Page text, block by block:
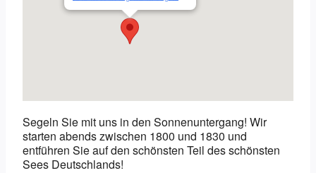
Segeln Sie mit uns in den Sonnenuntergang! Wir
starten abends zwischen 1800 und 1830 und
entführen Sie auf den schönsten Teil des schönsten
Sees Deutschlands!